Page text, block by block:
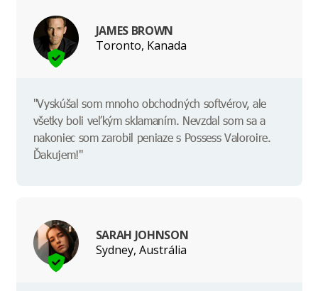
JAMES BROWN
Toronto, Kanada
"Vyskúšal som mnoho obchodných softvérov, ale
všetky boli veľkým sklamaním. Nevzdal som sa a
nakoniec som zarobil peniaze s Possess Valoroire.
Ďakujem!"
SARAH JOHNSON
Sydney, Austrália